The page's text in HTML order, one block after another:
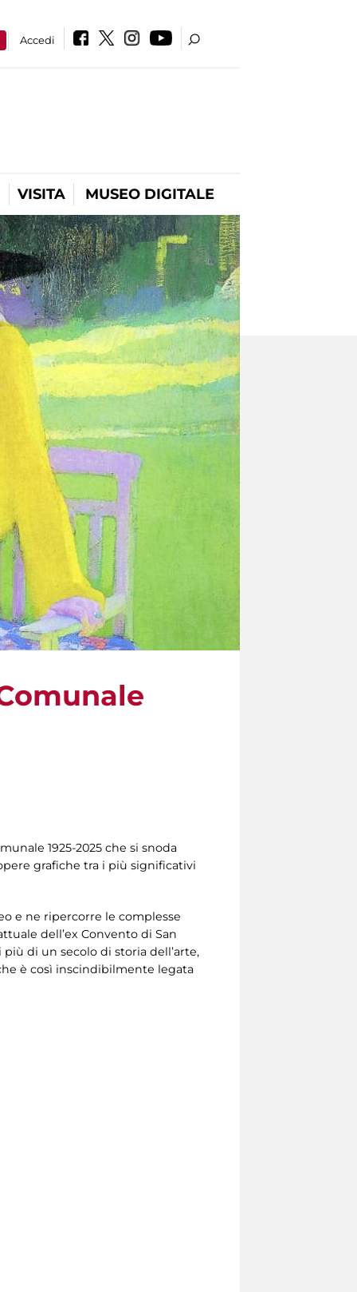
Accedi
VISITA MUSEO DIGITALE
1925-2025 che si snoda
grafiche tra i più significativi
e ne ripercorre le complesse
dell’ex Convento di San
di un secolo di storia dell’arte,
è così inscindibilmente legata